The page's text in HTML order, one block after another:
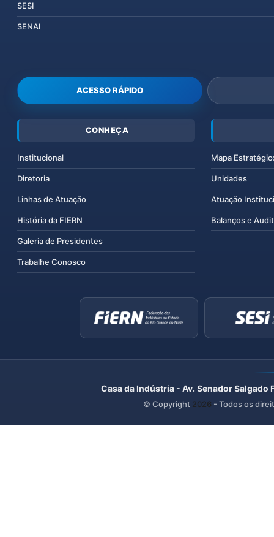
SESI
SENAI
ACESSO RÁPIDO
CONHEÇA
Institucional
Diretoria
Linhas de Atuação
História da FIERN
Galeria de Presidentes
Trabalhe Conosco
Mapa
Unidades
Atuação
Balanços e
Casa da Indústria - Av. Senador
© Copyright 2026 - Todos os